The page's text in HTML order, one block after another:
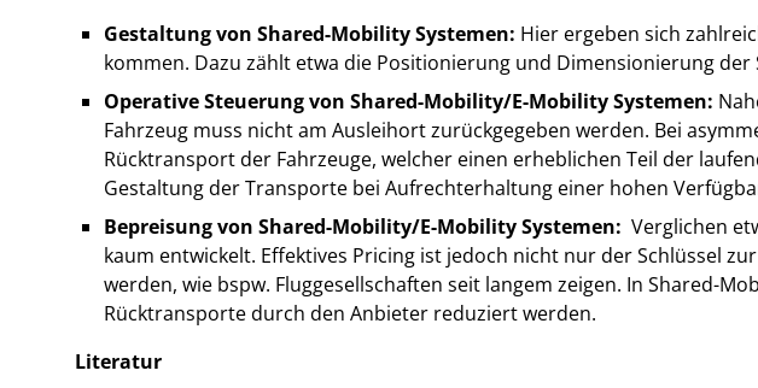
Gestaltung von Shared-Mobility Systemen: Hier ergeben sich
kommen. Dazu zählt etwa die Positionierung und Dimensionierung der
Operative Steuerung von Shared-Mobility/E-Mobility Systemen:
Fahrzeug muss nicht am Ausleihort zurückgegeben werden. Bei
Rücktransport der Fahrzeuge, welcher einen erheblichen Teil der
Gestaltung der Transporte bei Aufrechterhaltung einer hohen
Bepreisung von Shared-Mobility/E-Mobility Systemen: Verglichen
kaum entwickelt. Effektives Pricing ist jedoch nicht nur der Schlüssel
werden, wie bspw. Fluggesellschaften seit langem zeigen. In Shared-
Rücktransporte durch den Anbieter reduziert werden.
Literatur